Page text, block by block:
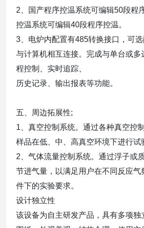
2、国产程序控温系统可编辑50段程
控温系统可编辑40段程序控温。
3、电炉内配置有485转换接口，可
与计算机相互连接。完成与单台或多
程控制、实时追踪、
历史记录、输出报表等功能。
五、周边拓展性;
1、真空控制系统。通过各种真空控
样品在低、中、高真空环境下进行试
2、气体流量控制系统。通过浮子或
节进气量，以满足用户在不同反应气
件下的实验要求。
设计独立性
该设备为自主研发产品，具有多项独